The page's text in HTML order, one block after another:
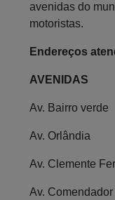
avenidas do
motoristas.
Endereços
AVENIDAS
Av. Bairro verde
Av. Orlândia
Av. Clemente
Av.